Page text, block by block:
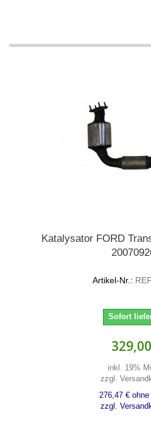
Katalysator FORD
Artikel-Nr.:
Sofort
inkl. 19%
zzgl.
276,47 €
zzgl.